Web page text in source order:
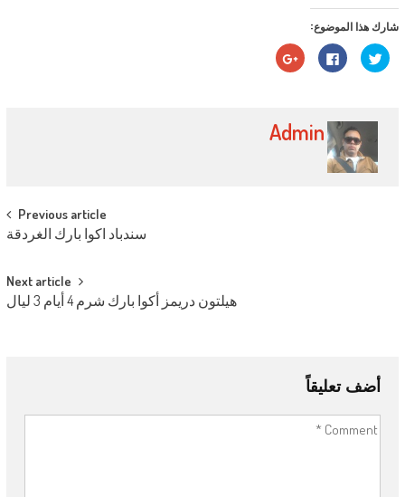
شارك هذا الموضوع:
اضغط
للمشاركة
نافذة
جديدة)
انقر
للمشاركة
جديدة)
اضغط
للمشاركة
جديدة)
Admin
Previous article
سندباد اكوا بارك الغردقة
Next article
هيلتون دريمز أكوا بارك شرم 4 أيام 3 ليال
أضف تعليقاً